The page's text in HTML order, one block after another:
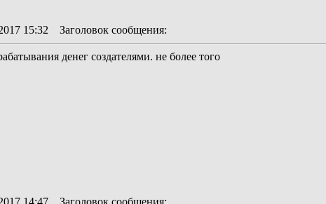
15:32 Заголовок сообщения:
денег создателями. не более того
14:47 Заголовок сообщения: